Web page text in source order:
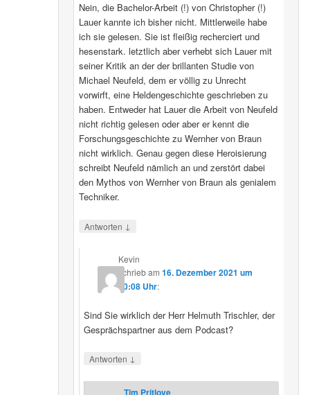
Nein, die Bachelor-Arbeit (!) von Christopher (!)
Lauer kannte ich bisher nicht. Mittlerweile habe
ich sie gelesen. Sie ist fleißig recherciert und
hesenstark. letztlich aber verhebt sich Lauer mit
seiner Kritik an der der brillanten Studie von
Michael Neufeld, dem er völlig zu Unrecht
vorwirft, eine Heldengeschichte geschrieben zu
haben. Entweder hat Lauer die Arbeit von Neufeld
nicht richtig gelesen oder aber er kennt die
Forschungsgeschichte zu Wernher von Braun
nicht wirklich. Genau gegen diese Heroisierung
schreibt Neufeld nämlich an und zerstört dabei
den Mythos von Wernher von Braun als genialem
Techniker.
Antworten ↓
Kevin
schriebam16. Dezember 2021 um
20:08 Uhr:
Sind Sie wirklich der Herr Helmuth Trischler, der
Gesprächspartner aus dem Podcast?
Antworten ↓
Tim Pritlove